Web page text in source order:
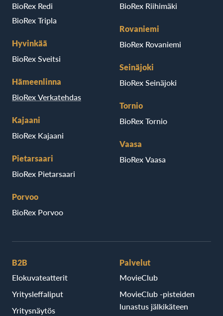
BioRex Redi
BioRex Tripla
Hyvinkää
BioRex Sveitsi
Hämeenlinna
BioRex Verkatehdas
Kajaani
BioRex Kajaani
Pietarsaari
BioRex Pietarsaari
Porvoo
BioRex Porvoo
BioRex Riihimäki
Rovaniemi
BioRex Rovaniemi
Seinäjoki
BioRex Seinäjoki
Tornio
BioRex Tornio
Vaasa
BioRex Vaasa
B2B
Elokuvateatterit
Yritysleffaliput
Yritysnäytös
Palvelut
MovieClub
MovieClub -pisteiden
lunastus jälkikäteen